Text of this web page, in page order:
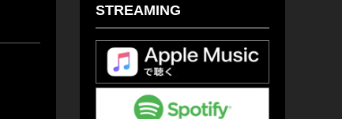
STREAMING